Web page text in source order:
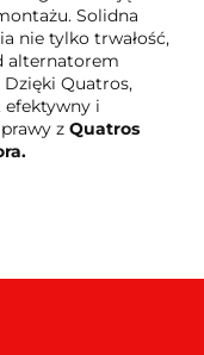
Solidna
nie tylko trwałość,
alternatorem
Quatros,
efektywny i
z Quatros